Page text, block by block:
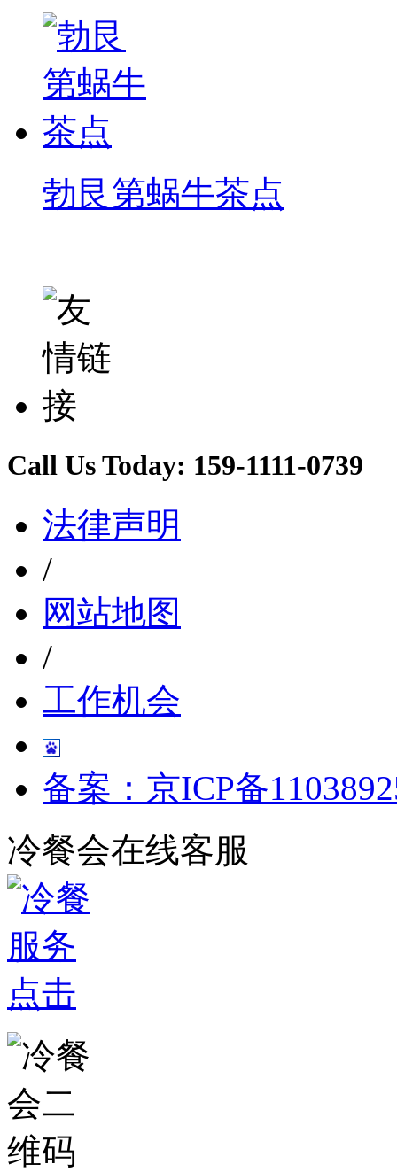
勃艮第蜗牛茶点
Call Us Today: 159-1111-0739
法律声明
/
网站地图
/
工作机会
备案：京ICP备
冷餐会在线客服